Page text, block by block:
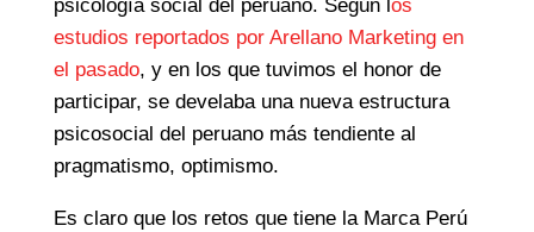
psicología social del peruano. Según l os
estudios reportados por Arellano Marketing en
el pasado, y en los que tuvimos el honor de
participar, se develaba una nueva estructura
psicosocial del peruano más tendiente al
pragmatismo, optimismo.
Es claro que los retos que tiene la Marca Perú